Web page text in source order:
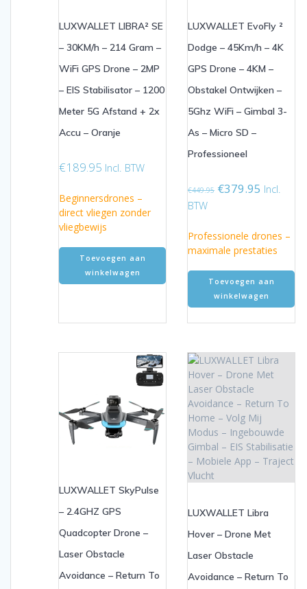
LUXWALLET LIBRA² SE
– 30KM/h – 214 Gram –
WiFi GPS Drone – 2MP
– EIS Stabilisator – 1200
Meter 5G Afstand + 2x
Accu – Oranje
€189.95 Incl. BTW
Beginnersdrones –
direct vliegen zonder
vliegbewijs
Toevoegen aan
winkelwagen
LUXWALLET EvoFly ²
Dodge – 45Km/h – 4K
GPS Drone – 4KM –
Obstakel Ontwijken –
5Ghz WiFi – Gimbal 3-
As – Micro SD –
Professioneel
€449.95 Oorspronkelijke
€449.95.
€379.95 Huidige
€379.95.
Incl.
BTW
Professionele drones –
maximale prestaties
Toevoegen aan
winkelwagen
LUXWALLET SkyPulse
– 2.4GHZ GPS
Quadcopter Drone –
Laser Obstacle
Avoidance – Return To
LUXWALLET Libra
Hover – Drone Met
Laser Obstacle
Avoidance – Return To